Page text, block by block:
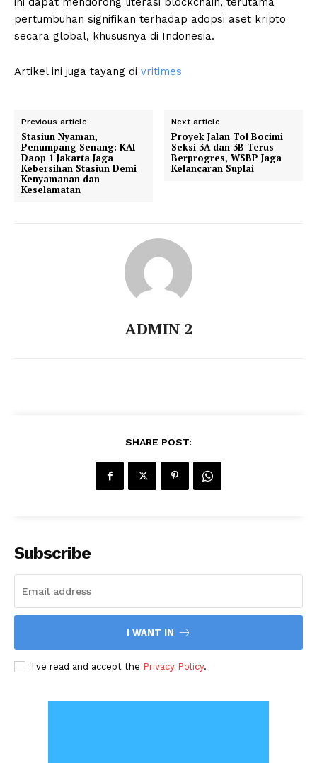
pertumbuhan signifikan terhadap adopsi aset kripto
secara global, khususnya di Indonesia.
Artikel ini juga tayang di vritimes
Previous article
Stasiun Nyaman,
Penumpang Senang: KAI
Daop 1 Jakarta Jaga
Kebersihan Stasiun Demi
Kenyamanan dan
Keselamatan
Next article
Proyek Jalan Tol Bocimi
Seksi 3A dan 3B Terus
Berprogres, WSBP Jaga
Kelancaran Suplai
ADMIN 2
SHARE POST:
Subscribe
I WANT IN
I've read and accept the Privacy Policy.